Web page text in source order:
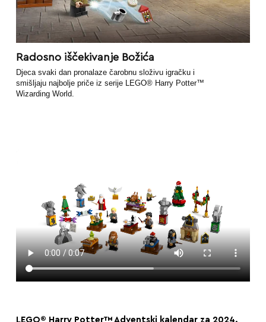
Radosno iščekivanje Božića
Djeca svaki dan pronalaze čarobnu složivu igračku i
smišljaju najbolje priče iz serije LEGO® Harry Potter™
Wizarding World.
LEGO® Harry Potter™ Adventski kalendar za 2024.